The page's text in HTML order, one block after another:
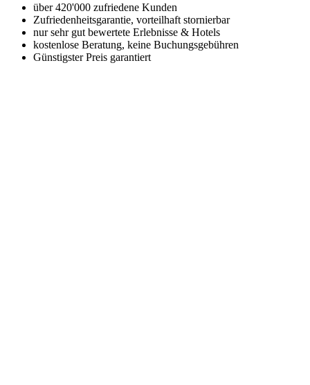
über 420'000 zufriedene Kunden
Zufriedenheitsgarantie, vorteilhaft stornierbar
nur sehr gut bewertete Erlebnisse & Hotels
kostenlose Beratung, keine Buchungsgebühren
Günstigster Preis garantiert